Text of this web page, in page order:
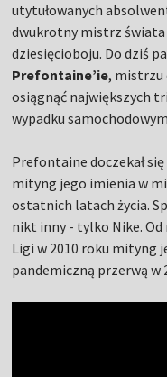
utytułowanych
dwukrotny mistrz świata
dziesięcioboju. Do dziś
Prefontaine’ie, mistrzu
osiągnąć największych
wypadku
Prefontaine doczekał
mityng jego imienia w
ostatnich latach życia.
nikt inny - tylko Nike.
Ligi w 2010 roku mityng
pandemiczną przerwą w